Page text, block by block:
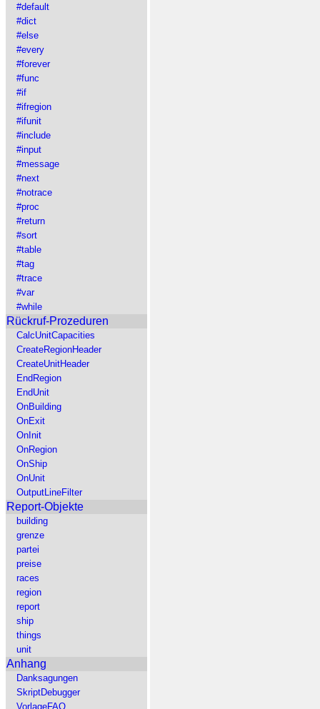
#default
#dict
#else
#every
#forever
#func
#if
#ifregion
#ifunit
#include
#input
#message
#next
#notrace
#proc
#return
#sort
#table
#tag
#trace
#var
#while
Rückruf-Prozeduren
CalcUnitCapacities
CreateRegionHeader
CreateUnitHeader
EndRegion
EndUnit
OnBuilding
OnExit
OnInit
OnRegion
OnShip
OnUnit
OutputLineFilter
Report-Objekte
building
grenze
partei
preise
races
region
report
ship
things
unit
Anhang
Danksagungen
SkriptDebugger
VorlageFAQ